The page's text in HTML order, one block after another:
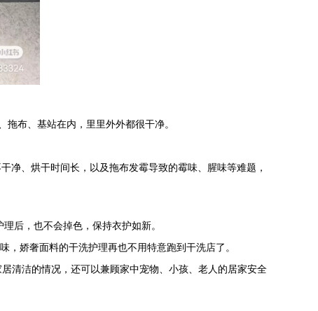
布、基站在内，里里外外都很干净。
、烘干时间长，以及拖布发霉导致的霉味、腥味等难题，
，也不会掉色，保持衣护如新。
娇奢面料的干洗护理再也不用特意跑到干洗店了。
洁的情况，还可以兼顾家中宠物、小孩、老人的居家安全